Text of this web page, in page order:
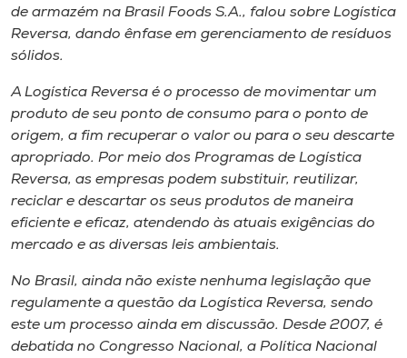
Selecione
o idioma
de armazém na Brasil Foods S.A., falou sobre Logística
Reversa, dando ênfase em gerenciamento de resíduos
sólidos.
A Logística Reversa é o processo de movimentar um
produto de seu ponto de consumo para o ponto de
origem, a fim recuperar o valor ou para o seu descarte
apropriado. Por meio dos Programas de Logística
Reversa, as empresas podem substituir, reutilizar,
reciclar e descartar os seus produtos de maneira
eficiente e eficaz, atendendo às atuais exigências do
mercado e as diversas leis ambientais.
No Brasil, ainda não existe nenhuma legislação que
regulamente a questão da Logística Reversa, sendo
este um processo ainda em discussão. Desde 2007, é
debatida no Congresso Nacional, a Política Nacional